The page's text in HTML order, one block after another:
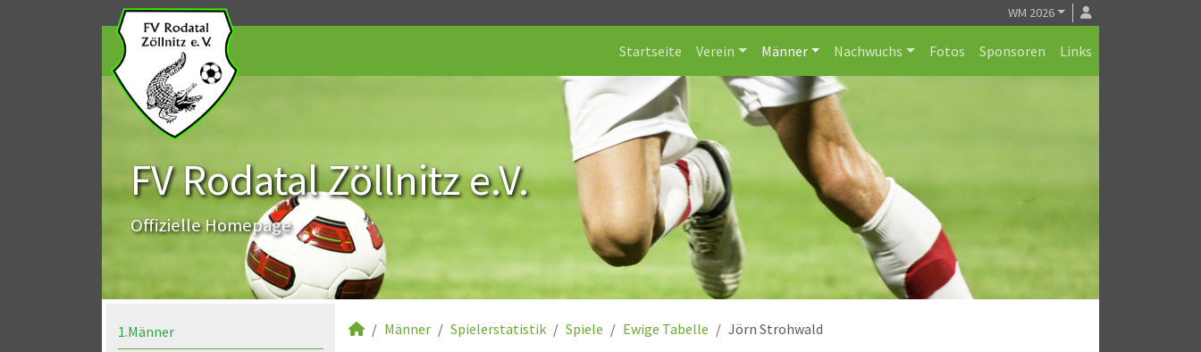
WM 2026
Startseite Verein Männer Nachwuchs Fotos Sponsoren Links
FV Rodatal Zöllnitz e.V.
Offizielle Homepage
1.Männer
Männer Spielerstatistik Spiele Ewige Tabelle Jörn Strohwald